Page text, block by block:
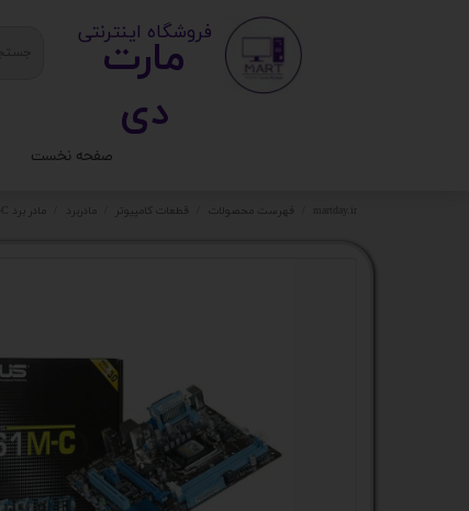
صفحه نخست
مارت
دی​​​​​​
​ ​فروشگاه اینترنتی
martday.ir فهرست محصولات قطعات کامپیوتر مادربرد مادر برد H61 M-C کد 5017